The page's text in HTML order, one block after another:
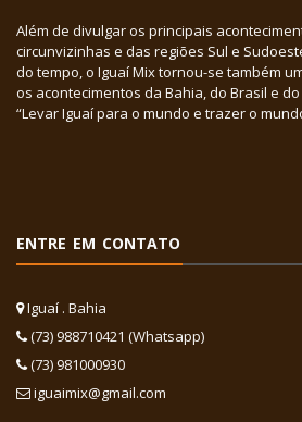
Além de divulgar os principais
circunvizinhas e das regiões Sul e
do tempo, o Iguaí Mix tornou-se também
os acontecimentos da Bahia, do Brasil e
“Levar Iguaí para o mundo e trazer o
ENTRE EM CONTATO
Iguaí . Bahia
(73) 988710421 (Whatsapp)
(73) 981000930
iguaimix@gmail.com